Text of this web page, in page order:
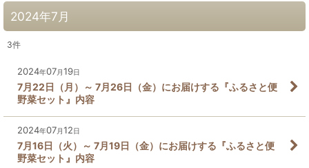
2024年7月
3件
2024年07月19日
7月22日（月）～ 7月26日（金）にお届けする『ふるさと便
野菜セット』内容
2024年07月12日
7月16日（火）～ 7月19日（金）にお届けする『ふるさと便
野菜セット』内容